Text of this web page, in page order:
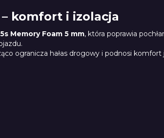
komfort i izolacja
Memory Foam 5 mm, która poprawia
ogranicza hałas drogowy i podnosi komfort